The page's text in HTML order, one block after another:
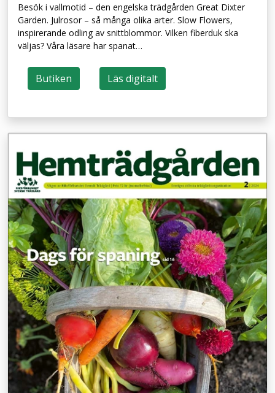
Besök i vallmotid – den engelska trädgården Great Dixter
Garden. Julrosor – så många olika arter. Slow Flowers,
inspirerande odling av snittblommor. Vilken fiberduk ska
väljas? Våra läsare har spanat…
Butiken Läs digitalt